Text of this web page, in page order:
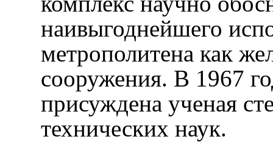
наивыгоднейшего
метрополитена как
сооружения. В 1967
присуждена ученая
технических наук.